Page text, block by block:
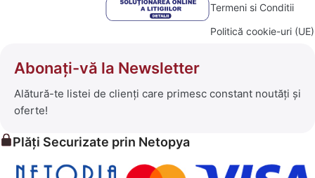
Termeni si Conditii
Politică cookie-uri (UE)
Abonați-vă la Newsletter
Alătură-te listei de clienți care primesc constant noutăți și
oferte!
Plăți Securizate prin Netopya